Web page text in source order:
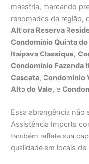
maestria, marcando
renomados da região,
Altiora Reserva
Condomínio Quinta do
Itaipava Classique,
Condominio Fazenda
Cascata,Condomínio
Alto do Vale, e
Essa abrangência não
Assistência Imports
também reflete sua
qualidade em locais de